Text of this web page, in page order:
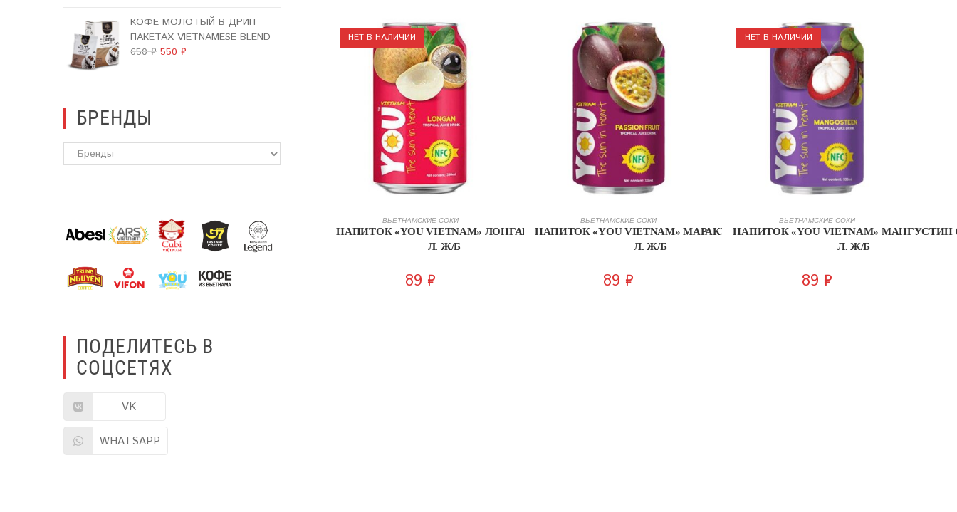
НЕТ В НАЛИЧИИ
ПОДРОБНЕЕ
ВЬЕТНАМСКИЕ СОКИ
НАПИТОК «YOU VIETNAM» ЛОНГАН 0,33
Л. Ж/Б
89 ₽
В КОРЗИНУ
ВЬЕТНАМСКИЕ СОКИ
НАПИТОК «YOU VIETNAM» МАРАКУЙЯ 0,33
Л. Ж/Б
89 ₽
НЕТ В НАЛИЧИИ
ПОДРОБНЕЕ
ВЬЕТНАМСКИЕ СОКИ
НАПИТОК «YOU VIETNAM» МАНГУСТИН
Л. Ж/Б
89 ₽
СОСТАВЛЯЛА
650 ₽.
550 ₽.
КОФЕ МОЛОТЫЙ В ДРИП
ПАКЕТАХ VIETNAMESE BLEND
650₽ ПЕРВОНАЧАЛЬНАЯ
550₽
БРЕНДЫ
ПОДЕЛИТЕСЬ В
СОЦСЕТЯХ
VK
WHATSAPP